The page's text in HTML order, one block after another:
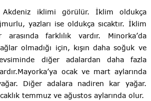
Akdeniz iklimi görülür. İklim oldukça
yazları ise oldukça sıcaktır. İklim
arasında farklılık vardır. Minorka’da
olmadığı için, kışın daha soğuk ve
diğer adalardan daha fazla
ocak ve mart aylarında
Diğer adalara nadiren kar yağar.
temmuz ve ağustos aylarında olur.